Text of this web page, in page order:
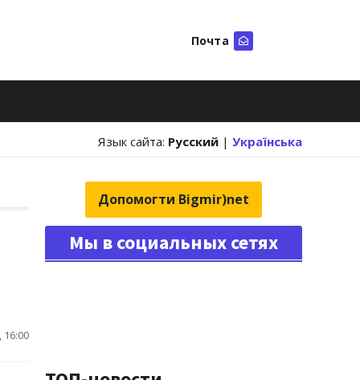
Почта
Язык сайта: Русский | Українська
16:00
Допомогти Bigmir)net
Мы в социальных сетях